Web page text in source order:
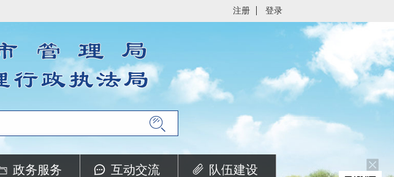
注册 登录
政务服务 互动交流 队伍建设